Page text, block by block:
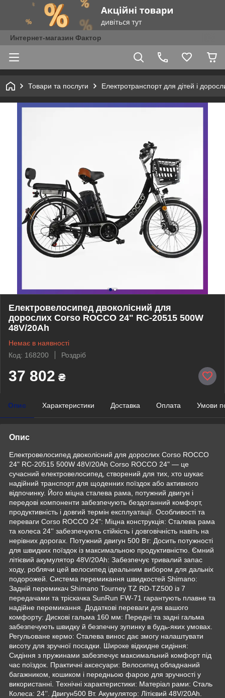
Интернет-магазин Фактор
Товари та послуги Електротранспорт для дітей і
Електровелосипед двоколісний для
дорослих Corso ROCCO 24" RC-20515 500W
48V/20Ah
Немає в наявності
Код: 168200
Роздріб
37 802 ₴
Опис Характеристики Доставка Оплата Умови
Опис
Електровелосипед двоколісний для дорослих Corso ROCCO
24" RC-20515 500W 48V/20Ah Corso ROCCO 24" — це
сучасний електровелосипед, створений для тих, хто шукає
надійний транспорт для щоденних поїздок або активного
відпочинку. Його міцна сталева рама, потужний двигун і
передові компоненти забезпечують бездоганний комфорт,
продуктивність і довгий термін експлуатації. Особливості та
переваги Corso ROCCO 24": Міцна конструкція: Сталева рама
та колеса 24'' забезпечують стійкість і довговічність навіть на
нерівних дорогах. Потужний двигун 500 Вт: Досить потужності
для швидких поїздок із максимальною продуктивністю. Ємний
літієвий акумулятор 48V/20Ah: Забезпечує тривалий запас
ходу, роблячи цей велосипед ідеальним вибором для дальніх
подорожей. Система перемикання швидкостей Shimano:
Задній перемикач Shimano Tourney TZ RD-TZ500 із 7
передачами та тріскачка SunRun FW-71 гарантують плавне та
надійне перемикання. Додаткові переваги для вашого
комфорту: Дискові гальма 160 мм: Передні та задні гальма
забезпечують швидку й безпечну зупинку в будь-яких умовах.
Регульоване кермо: Сталева винос дає змогу налаштувати
висоту для зручної посадки. Широке відкидне сидіння:
Сидіння з пружинами забезпечує максимальний комфорт під
час поїздок. Практичні аксесуари: Велосипед обладнаний
багажником, кошиком і передньою фарою для зручності у
використанні. Технічні характеристики: Матеріал рами: Сталь
Колеса: 24’’. Двигун500 Вт. Акумулятор: Літієвий 48V/20Ah.